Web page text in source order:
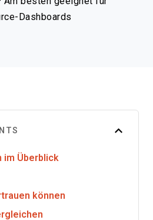
Dashboards
im Überblick
können